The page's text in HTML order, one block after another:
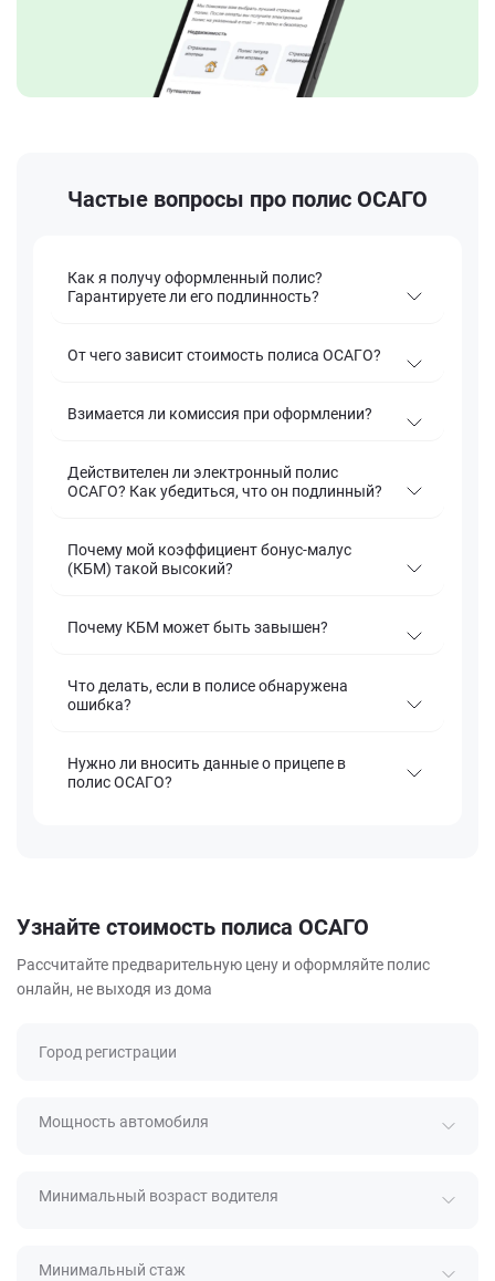
Частые вопросы про полис ОСАГО
Как я получу оформленный полис?
Гарантируете ли его подлинность?
От чего зависит стоимость полиса ОСАГО?
Взимается ли комиссия при оформлении?
Действителен ли электронный полис
ОСАГО? Как убедиться, что он подлинный?
Почему мой коэффициент бонус‑малус
(КБМ) такой высокий?
Почему КБМ может быть завышен?
Что делать, если в полисе обнаружена
ошибка?
Нужно ли вносить данные о прицепе в
полис ОСАГО?
Узнайте стоимость полиса ОСАГО
Рассчитайте предварительную цену и оформляйте полис
онлайн, не выходя из дома
Город регистрации
Мощность автомобиля
Минимальный возраст водителя
Минимальный стаж